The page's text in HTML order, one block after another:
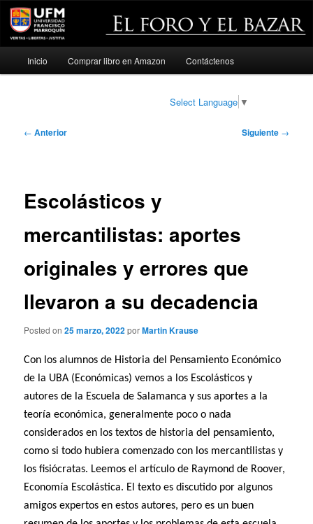
Ir
Inicio Comprar libro en Amazon Contáctenos
Select Language ▼
Navegación
← Anterior Siguiente →
Escolásticos y
mercantilistas: aportes
originales y errores que
llevaron a su decadencia
Posted on25 marzo, 2022porMartin Krause
Con los alumnos de Historia del Pensamiento Económico
de la UBA (Económicas) vemos a los Escolásticos y
autores de la Escuela de Salamanca y sus aportes a la
teoría económica, generalmente poco o nada
considerados en los textos de historia del pensamiento,
como si todo hubiera comenzado con los mercantilistas y
los fisiócratas. Leemos el artículo de Raymond de Roover,
Economía Escolástica. El texto es discutido por algunos
amigos expertos en estos autores, pero es un buen